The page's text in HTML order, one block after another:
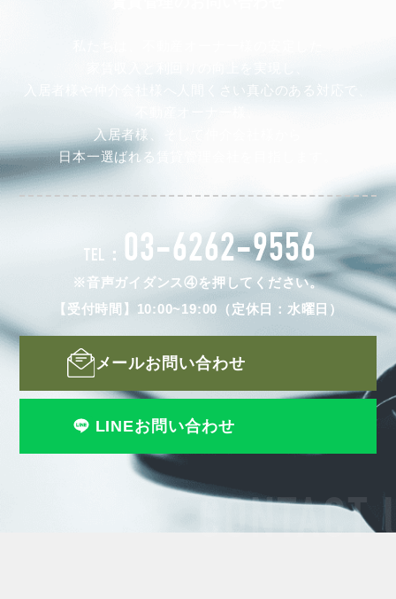
CONTACT
入居者様や仲介会社様へ人間くさい真心のある対応で、
入居者様、そして仲介会社様から
日本一選ばれる賃貸管理会社を目指します。
TEL： 03-6262-9556
※音声ガイダンス④を押してください。
【受付時間】10:00~19:00（定休日：水曜日）
メールお問い合わせ
LINEお問い合わせ